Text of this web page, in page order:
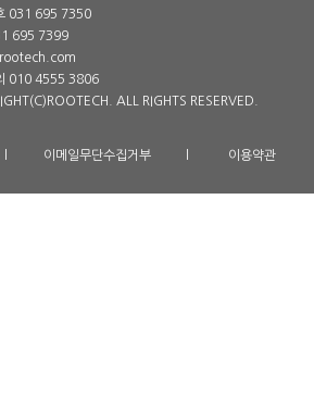
031 695 7350
695 7399
010 4555 3806
ALL RIGHTS RESERVED.
이메일무단수집거부 이용약관